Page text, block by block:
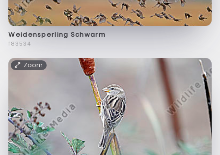
Weidensperling Schwarm
f83534
Zoom